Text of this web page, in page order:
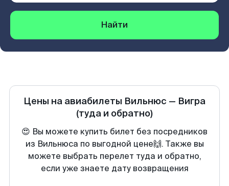
Найти
Цены на авиабилеты Вильнюс — Вигра
(туда и обратно)
😍 Вы можете купить билет без посредников
из Вильнюса по выгодной цене🙌. Также вы
можете выбрать перелет туда и обратно,
если уже знаете дату возвращения